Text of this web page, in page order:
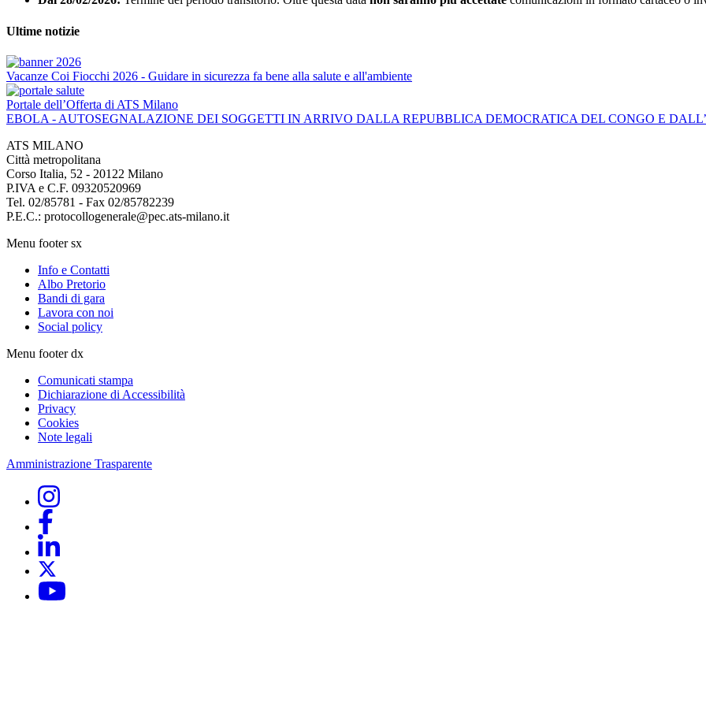
Ultime notizie
Vacanze Coi Fiocchi 2026 - Guidare in sicurezza fa bene alla salute e all'ambiente
Portale dell’Offerta di ATS Milano
EBOLA - AUTOSEGNALAZIONE DEI SOGGETTI IN ARRIVO DALLA REPUBBLICA DEMOCRATICA DEL CONGO E
ATS MILANO
Città metropolitana
Corso Italia, 52 - 20122 Milano
P.IVA e C.F. 09320520969
Tel. 02/85781 - Fax 02/85782239
P.E.C.: protocollogenerale@pec.ats-milano.it
Menu footer sx
Info e Contatti
Albo Pretorio
Bandi di gara
Lavora con noi
Social policy
Menu footer dx
Comunicati stampa
Dichiarazione di Accessibilità
Privacy
Cookies
Note legali
Amministrazione Trasparente